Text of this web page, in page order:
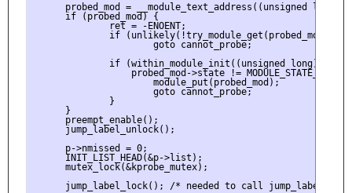
probed_mod = __module_text_address((unsigned long)
      if (probed_mod) {
              ret = -ENOENT;
              if (unlikely(!try_module_get(probed_mod)))
                      goto cannot_probe;
if (within_module_init((unsigned long)p-
probed_mod->state !=
                      module_put(probed_mod);
                      goto cannot_probe;
              }
      }
      preempt_enable();
      jump_label_unlock();
      p->nmissed = 0;
      INIT_LIST_HEAD(&p->list);
      mutex_lock(&kprobe_mutex);
jump_label_lock(); /* needed to call